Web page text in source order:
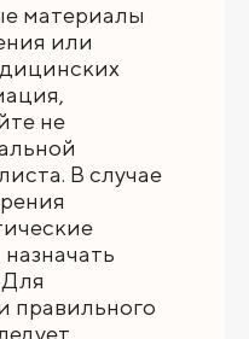
материалы
или
не
В случае
правильного